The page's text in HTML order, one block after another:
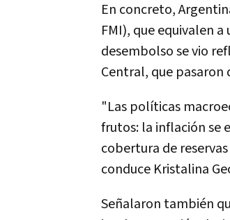
En concreto,
FMI), que equivalen
desembolso se vio
Central, que pasaron
"Las políticas
frutos: la inflación se
cobertura de
conduce Kristalina
Señalaron también